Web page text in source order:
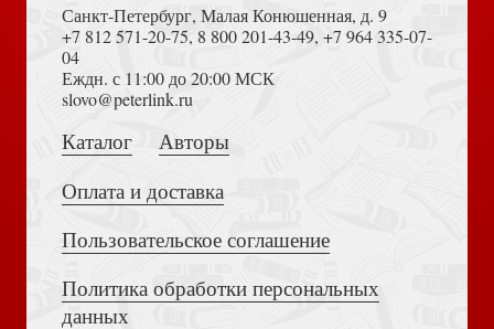
Момент истины. О личной молитве в жизни христианина
Псалтирь (Сретенский монастырь) карманный формат
Лествица (Сретенский монастырь)
Толкование на Апокалипсис (Тихоний Африканский)
Достоевский Ф.М. Сила и правда России (2024)
Санкт-Петербург, Малая Конюшенная, д. 9
+7 812 571-20-75, 8 800 201-43-49, +7 964 335-07-
04
Еждн. с 11:00 до 20:00 МСК
slovo@peterlink.ru
Каталог
Авторы
Оплата и доставка
Пользовательское соглашение
Политика обработки персональных
данных